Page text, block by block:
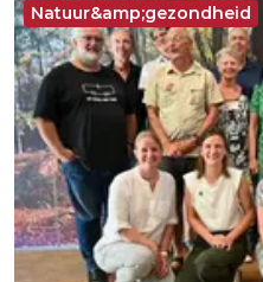
Natuur&amp;gezondheid